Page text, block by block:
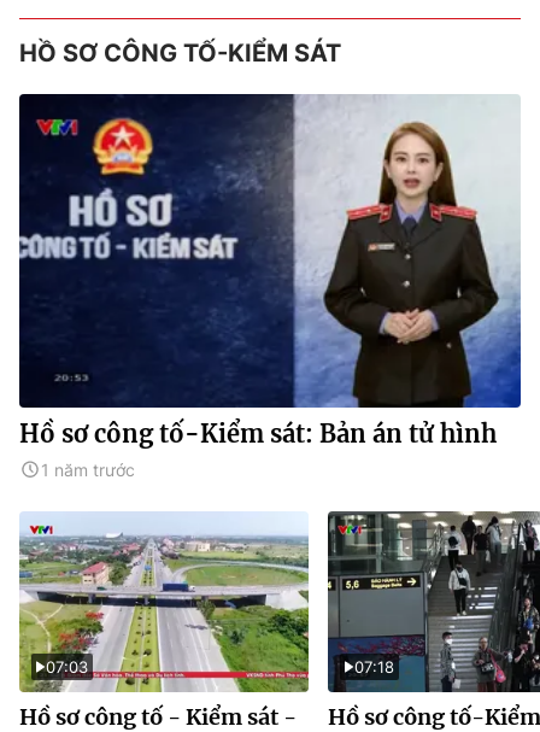
HỒ SƠ CÔNG TỐ-KIỂM SÁT
Hồ sơ công tố-Kiểm sát: Bản án tử hình
1 năm trước
07:03
Hồ sơ công tố - Kiểm sát -
07:18
Hồ sơ công tố-